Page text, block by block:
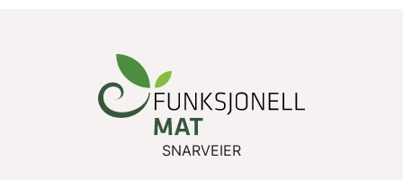
SNARVEIER